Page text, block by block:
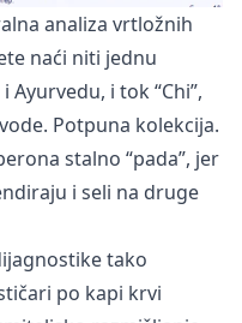
analiza vrtložnih
naći niti jednu
i tok “Chi”,
Potpuna kolekcija.
stalno “pada”, jer
i seli na druge
tako
po kapi krvi